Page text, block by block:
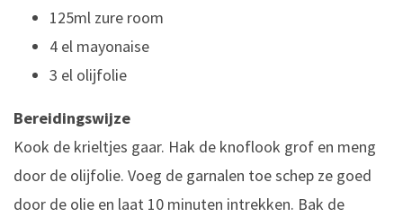
125ml zure room
4 el mayonaise
3 el olijfolie
Bereidingswijze
Kook de krieltjes gaar. Hak de knoflook grof en meng
door de olijfolie. Voeg de garnalen toe schep ze goed
door de olie en laat 10 minuten intrekken. Bak de